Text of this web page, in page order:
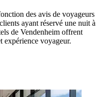
des avis de voyageurs
ayant réservé une nuit à
de Vendenheim offrent
expérience voyageur.